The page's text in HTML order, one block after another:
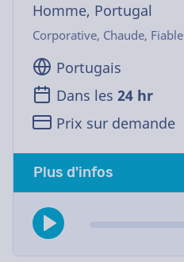
Homme, Portugal
Corporative, Chaude, Fiable
Portugais
Dans les 24 hr
Prix sur demande
Plus d'infos